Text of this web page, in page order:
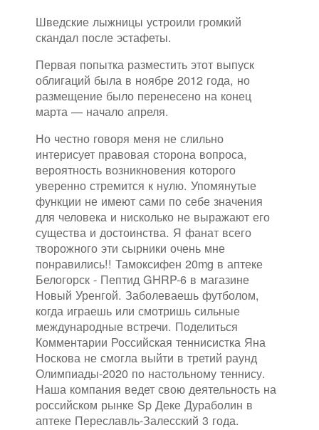
Шведские лыжницы устроили громкий
скандал после эстафеты.
Первая попытка разместить этот выпуск
облигаций была в ноябре 2012 года, но
размещение было перенесено на конец
марта — начало апреля.
Но честно говоря меня не слильно
интерисует правовая сторона вопроса,
вероятность возникновения которого
уверенно стремится к нулю. Упомянутые
функции не имеют сами по себе значения
для человека и нисколько не выражают его
существа и достоинства. Я фанат всего
творожного эти сырники очень мне
понравились!! Тамоксифен 20mg в аптеке
Белогорск - Пептид GHRP-6 в магазине
Новый Уренгой. Заболеваешь футболом,
когда играешь или смотришь сильные
международные встречи. Поделиться
Комментарии Российская теннисистка Яна
Носкова не смогла выйти в третий раунд
Олимпиады-2020 по настольному теннису.
Наша компания ведет свою деятельность на
российском рынке Sp Деке Дураболин в
аптеке Переславль-Залесский 3 года.